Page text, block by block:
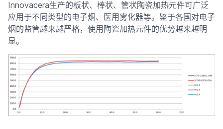
Innovacera生产的板状、棒状、管状陶瓷加热元件可广泛
应用于不同类型的电子烟、医用雾化器等。鉴于各国对电子
烟的监管越来越严格，使用陶瓷加热元件的优势越来越明
显。